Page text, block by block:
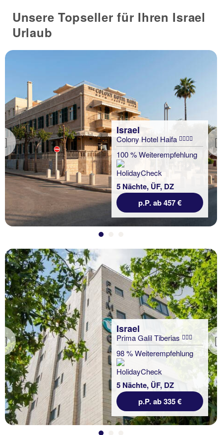
Unsere Topseller für Ihren Israel
Urlaub
Previous
Israel
Colony Hotel Haifa
100 % Weiterempfehlung
5 Nächte, ÜF, DZ
p.P. ab 457 €
Previous
Israel
Prima Galil Tiberias
98 % Weiterempfehlung
5 Nächte, ÜF, DZ
p.P. ab 335 €